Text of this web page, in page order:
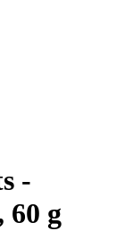
-
60 g